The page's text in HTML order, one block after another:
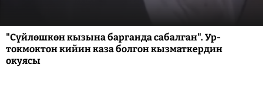
"Сүйлөшкөн кызына барганда сабалган". Ур-
токмоктон кийин каза болгон кызматкердин
окуясы